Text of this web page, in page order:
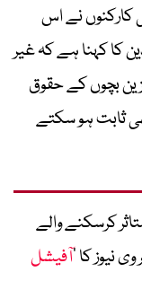
کارکنوں نے اس
کا کہنا ہے کہ غیر
بچوں کے حقوق
ثابت ہو سکتے
کرسکنے والے
نیوز کا ’آفیشل